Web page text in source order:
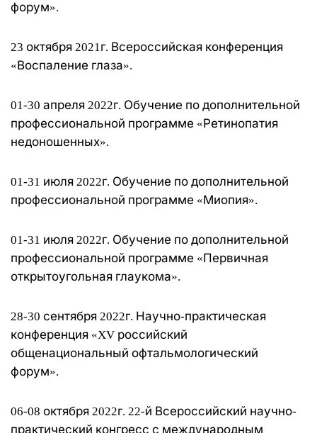
Межбуквенный
интервал
форум».
23 октября 2021г. Всероссийская конференция
«Воспаление глаза».
01-30 апреля 2022г. Обучение по дополнительной
профессиональной программе «Ретинопатия
недоношенных».
01-31 июля 2022г. Обучение по дополнительной
профессиональной программе «Миопия».
01-31 июля 2022г. Обучение по дополнительной
профессиональной программе «Первичная
открытоугольная глаукома».
28-30 сентября 2022г. Научно-практическая
конференция «XV российский
общенациональный офтальмологический
форум».
06-08 октября 2022г. 22-й Всероссийский научно-
практический конгресс с международным